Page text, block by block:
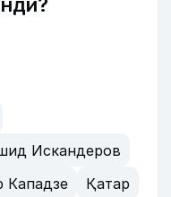
Искандеров
Кападзе
Қатар